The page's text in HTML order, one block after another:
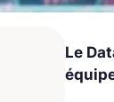
Le